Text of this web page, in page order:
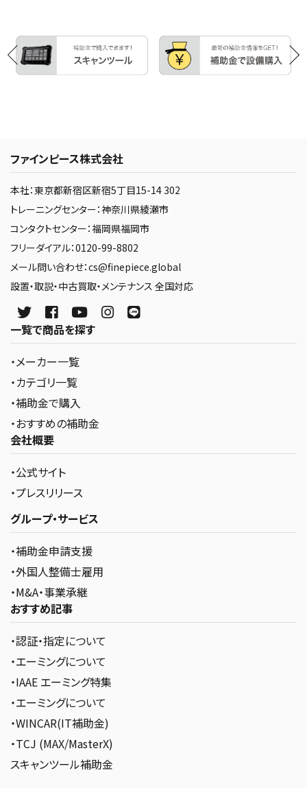
ファインピース株式会社
本社：東京都新宿区新宿5丁目15-14 302
トレーニングセンター：神奈川県綾瀬市
コンタクトセンター：福岡県福岡市
フリーダイアル：0120-99-8802
メール問い合わせ：cs@finepiece.global
設置・取説・中古買取・メンテナンス 全国対応
一覧で商品を探す
・メーカー一覧
・カテゴリ一覧
・補助金で購入
・おすすめの補助金
会社概要
・公式サイト
・プレスリリース
グループ・サービス
・補助金申請支援
・外国人整備士雇用
・M&A・事業承継
おすすめ記事
・認証・指定について
・エーミングについて
・IAAE エーミング特集
・エーミングについて
・WINCAR(IT補助金)
・TCJ (MAX/MasterX)
スキャンツール補助金